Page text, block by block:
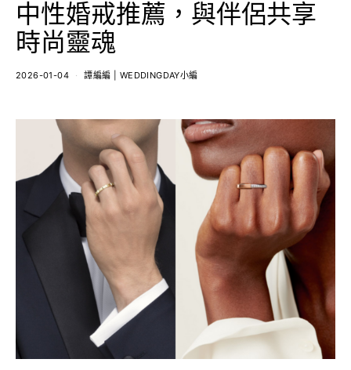
中性婚戒推薦，與伴侶共享
時尚靈魂
2026-01-04 譚編編 | WEDDINGDAY小編